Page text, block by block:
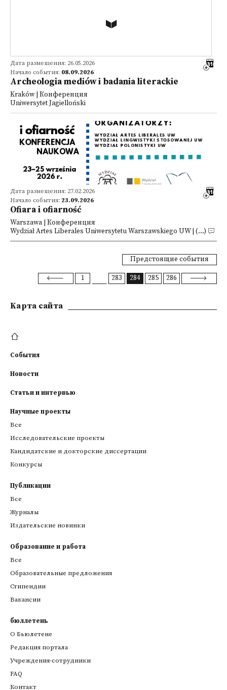
Дата размещения: 26.05.2026
Начало события: 08.09.2026
Archeologia mediów i badania literackie
Kraków | Конференция
Uniwersytet Jagielloński
Дата размещения: 27.02.2026
Начало события: 23.09.2026
Ofiara i ofiarność
Warszawa | Конференция
Wydział Artes Liberales Uniwersytetu Warszawskiego UW | (...)
Предстоящие события
1 283 284 285 286
Kарта сайта
События
Новости
Статьи и интервью
Научные проекты
Все
Исследовательские проекты
Кандидатские и докторские диссертации
Конкурсы
Публикации
Все
Журналы
Издательские новинки
Образование и работа
Все
Образовательные предложения
Стипендии
Вакансии
бюллетень
О Бьюлетене
Редакция портала
Учреждения-сотрудники
FAQ
Контакт